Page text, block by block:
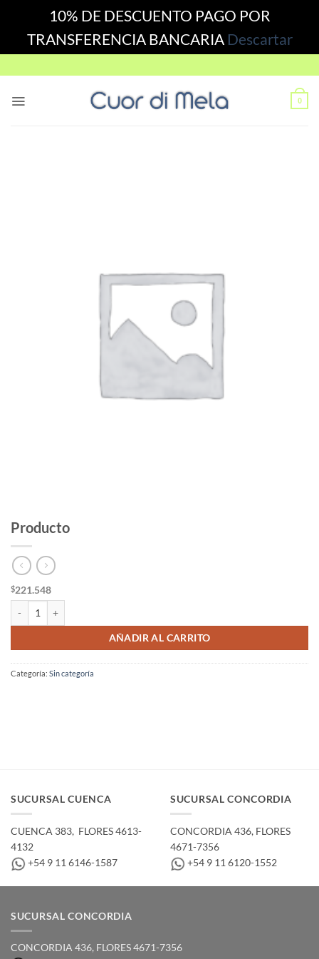
10% DE DESCUENTO PAGO POR
TRANSFERENCIA BANCARIA Descartar
to
0
Producto
$221.548
AÑADIR AL CARRITO
Categoría: Sin categoría
SUCURSAL CUENCA
CUENCA 383, ­ FLORES 4613-
4132
+54 9 11 6146-1587
SUCURSAL CONCORDIA
CONCORDIA 436,­ FLORES
4671-7356
+54 9 11 6120-1552
SUCURSAL CONCORDIA
CONCORDIA 436,­ FLORES 4671-7356